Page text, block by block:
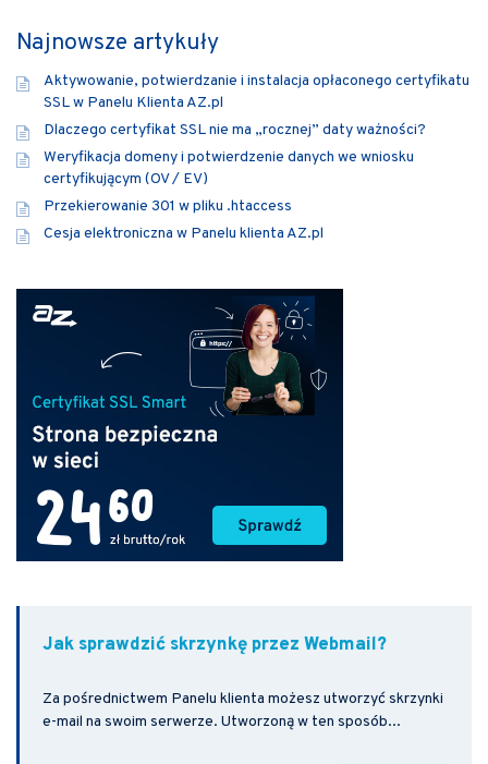
Najnowsze artykuły
Aktywowanie, potwierdzanie i instalacja opłaconego certyfikatu
SSL w Panelu Klienta AZ.pl
Dlaczego certyfikat SSL nie ma „rocznej” daty ważności?
Weryfikacja domeny i potwierdzenie danych we wniosku
certyfikującym (OV / EV)
Przekierowanie 301 w pliku .htaccess
Cesja elektroniczna w Panelu klienta AZ.pl
Jak sprawdzić skrzynkę przez Webmail?
Za pośrednictwem Panelu klienta możesz utworzyć skrzynki
e-mail na swoim serwerze. Utworzoną w ten sposób...